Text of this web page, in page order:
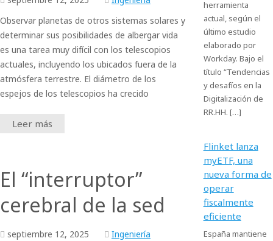
Observar planetas de otros sistemas solares y
determinar sus posibilidades de albergar vida
es una tarea muy difícil con los telescopios
actuales, incluyendo los ubicados fuera de la
atmósfera terrestre. El diámetro de los
espejos de los telescopios ha crecido
Leer más
El “interruptor”
cerebral de la sed
septiembre 12, 2025
Ingeniería
herramienta
actual, según el
último estudio
elaborado por
Workday. Bajo el
título “Tendencias
y desafíos en la
Digitalización de
RR.HH. […]
Flinket lanza
myETF, una
nueva forma de
operar
fiscalmente
eficiente
España mantiene